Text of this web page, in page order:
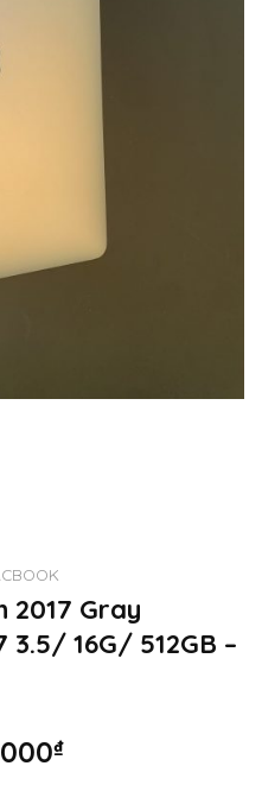
2017 Gray
3.5/ 16G/ 512GB –
₫Giá